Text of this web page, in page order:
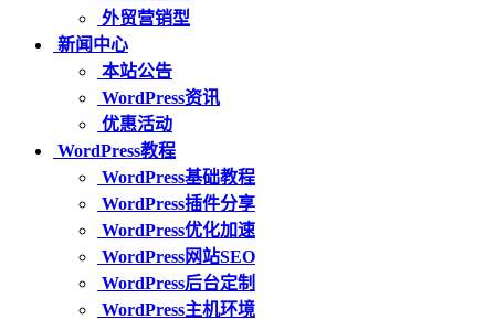
外贸营销型
新闻中心
本站公告
WordPress资讯
优惠活动
WordPress教程
WordPress基础教程
WordPress插件分享
WordPress优化加速
WordPress网站SEO
WordPress后台定制
WordPress主机环境